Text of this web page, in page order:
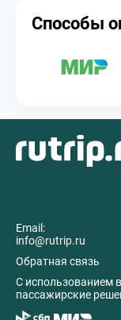
Способы
Email:
info@rutrip.ru
Обратная связь
C
пассажирские